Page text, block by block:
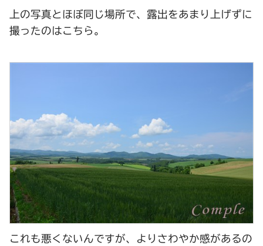
上の写真とほぼ同じ場所で、露出をあまり上げずに
撮ったのはこちら。
これも悪くないんですが、よりさわやか感があるの